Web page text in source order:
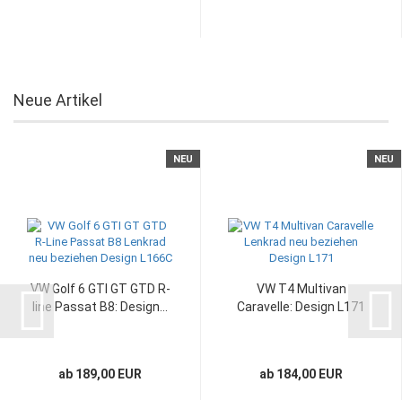
Neue Artikel
NEU
VW Golf 6 GTI GT GTD R-
line Passat B8: Design...
ab 189,00 EUR
NEU
VW T4 Multivan
Caravelle: Design L171
ab 184,00 EUR